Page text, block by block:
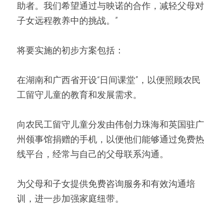
助者。我们希望通过与映诺的合作，减轻父母对
子女远程教养中的挑战。”
将要实施的初步方案包括：
在湖南和广西省开设“日间课堂”，以便照顾农民
工留守儿童的教育和发展需求。
向农民工留守儿童分发由伟创力珠海和英国驻广
州领事馆捐赠的手机，以便他们能够通过免费热
线平台，经常与自己的父母联系沟通。
为父母和子女提供免费咨询服务和有效沟通培
训，进一步加强家庭纽带。